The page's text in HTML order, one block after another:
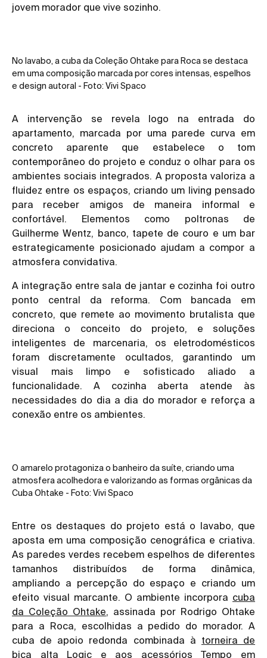
jovem morador que vive sozinho.
A intervenção se revela logo na entrada do
apartamento, marcada por uma parede curva em
concreto aparente que estabelece o tom
contemporâneo do projeto e conduz o olhar para os
ambientes sociais integrados. A proposta valoriza a
fluidez entre os espaços, criando um living pensado
para receber amigos de maneira informal e
confortável. Elementos como poltronas de
Guilherme Wentz, banco, tapete de couro e um bar
estrategicamente posicionado ajudam a compor a
atmosfera convidativa.
A integração entre sala de jantar e cozinha foi outro
ponto central da reforma. Com bancada em
concreto, que remete ao movimento brutalista que
direciona o conceito do projeto, e soluções
inteligentes de marcenaria, os eletrodomésticos
foram discretamente ocultados, garantindo um
visual mais limpo e sofisticado aliado a
funcionalidade. A cozinha aberta atende às
necessidades do dia a dia do morador e reforça a
conexão entre os ambientes.
No lavabo, a cuba da Coleção Ohtake para Roca se destaca
em uma composição marcada por cores intensas, espelhos
e design autoral - Foto: Vivi Spaco
Entre os destaques do projeto está o lavabo, que
aposta em uma composição cenográfica e criativa.
As paredes verdes recebem espelhos de diferentes
tamanhos distribuídos de forma dinâmica,
ampliando a percepção do espaço e criando um
efeito visual marcante. O ambiente incorpora cuba
da Coleção Ohtake , assinada por Rodrigo Ohtake
para a Roca, escolhidas a pedido do morador. A
cuba de apoio redonda combinada à torneira de
bica alta Logic e aos acessórios Tempo em
O amarelo protagoniza o banheiro da suíte, criando uma
atmosfera acolhedora e valorizando as formas orgânicas da
Cuba Ohtake - Foto: Vivi Spaco